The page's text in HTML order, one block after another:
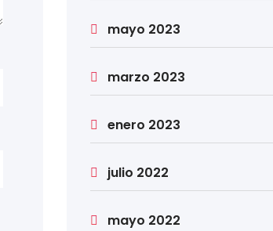
mayo 2023
marzo 2023
enero 2023
julio 2022
mayo 2022